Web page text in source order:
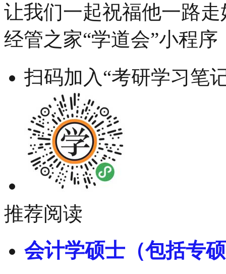
让我们一起祝福他一路
经管之家“学道会”小程序
扫码加入“考研学习笔
推荐阅读
会计学硕士（包括专